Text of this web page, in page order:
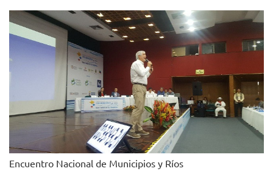
Encuentro Nacional de Municipios y Ríos